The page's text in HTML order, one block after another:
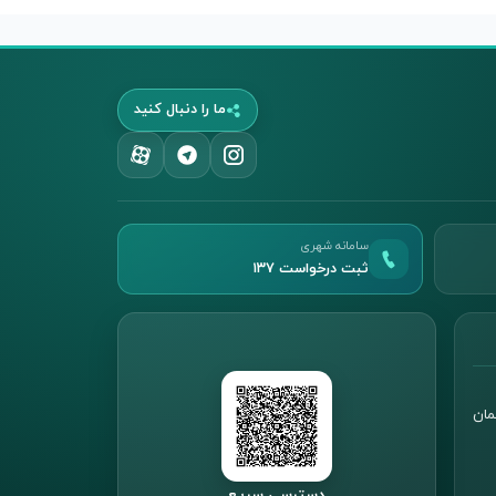
ما را دنبال کنید
سامانه شهری
ثبت درخواست ۱۳۷